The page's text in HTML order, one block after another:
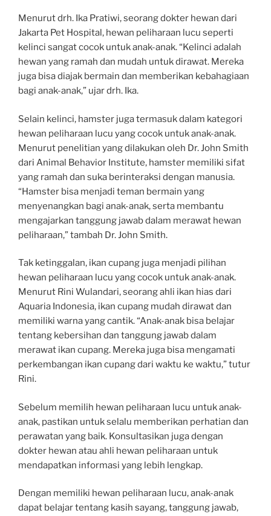
Menurut drh. Ika Pratiwi, seorang dokter hewan dari
Jakarta Pet Hospital, hewan peliharaan lucu seperti
kelinci sangat cocok untuk anak-anak. “Kelinci adalah
hewan yang ramah dan mudah untuk dirawat. Mereka
juga bisa diajak bermain dan memberikan kebahagiaan
bagi anak-anak,” ujar drh. Ika.
Selain kelinci, hamster juga termasuk dalam kategori
hewan peliharaan lucu yang cocok untuk anak-anak.
Menurut penelitian yang dilakukan oleh Dr. John Smith
dari Animal Behavior Institute, hamster memiliki sifat
yang ramah dan suka berinteraksi dengan manusia.
“Hamster bisa menjadi teman bermain yang
menyenangkan bagi anak-anak, serta membantu
mengajarkan tanggung jawab dalam merawat hewan
peliharaan,” tambah Dr. John Smith.
Tak ketinggalan, ikan cupang juga menjadi pilihan
hewan peliharaan lucu yang cocok untuk anak-anak.
Menurut Rini Wulandari, seorang ahli ikan hias dari
Aquaria Indonesia, ikan cupang mudah dirawat dan
memiliki warna yang cantik. “Anak-anak bisa belajar
tentang kebersihan dan tanggung jawab dalam
merawat ikan cupang. Mereka juga bisa mengamati
perkembangan ikan cupang dari waktu ke waktu,” tutur
Rini.
Sebelum memilih hewan peliharaan lucu untuk anak-
anak, pastikan untuk selalu memberikan perhatian dan
perawatan yang baik. Konsultasikan juga dengan
dokter hewan atau ahli hewan peliharaan untuk
mendapatkan informasi yang lebih lengkap.
Dengan memiliki hewan peliharaan lucu, anak-anak
dapat belajar tentang kasih sayang, tanggung jawab,